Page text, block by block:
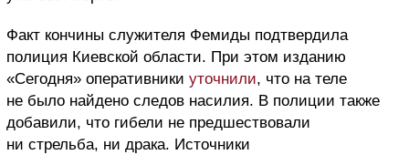
Факт кончины служителя Фемиды подтвердила
полиция Киевской области. При этом изданию
«Сегодня» оперативники уточнили, что на теле
не было найдено следов насилия. В полиции также
добавили, что гибели не предшествовали
ни стрельба, ни драка. Источники